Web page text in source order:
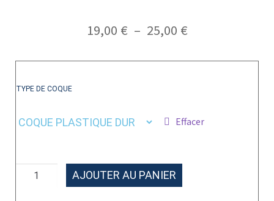
19,00 € – 25,00 €
TYPE DE COQUE
Effacer
AJOUTER AU PANIER